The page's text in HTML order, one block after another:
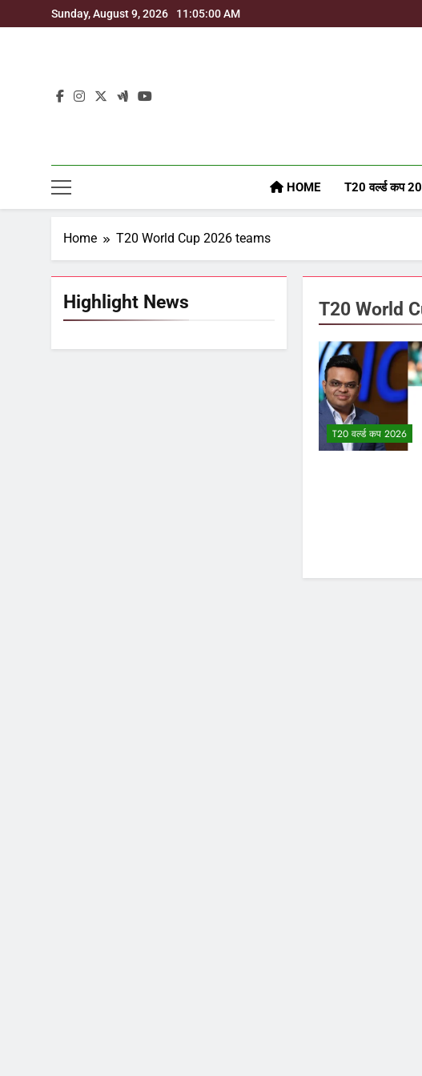
to
Sunday, August 9, 2026 11:05:01 AM
HOME T20 वर्ल्ड कप
Home T20 World Cup 2026 teams
Highlight News T20 World
T20 वर्ल्ड कप 2026